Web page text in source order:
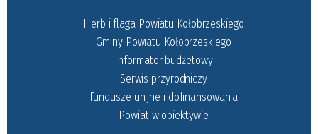
Herb i flaga Powiatu Kołobrzeskiego
Gminy Powiatu Kołobrzeskiego
Informator budżetowy
Serwis przyrodniczy
Fundusze unijne i dofinansowania
Powiat w obiektywie